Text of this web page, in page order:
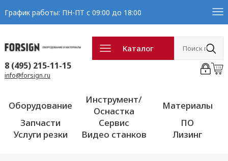
График работы: ПН-ПТ с 09:00 до 18:00
Каталог
8 (495) 215-11-15
info@forsign.ru
Оборудование
Инструмент/
Оснастка
Материалы
Запчасти
Сервис
ПО
Услуги резки
Видео станков Лизинг